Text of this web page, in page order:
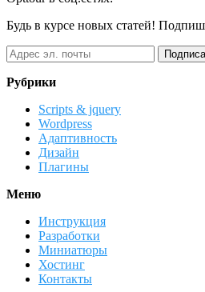
Будь в курсе новых статей!
Рубрики
Scripts & jquery
Wordpress
Адаптивность
Дизайн
Плагины
Меню
Инструкция
Разработки
Миниатюры
Хостинг
Контакты